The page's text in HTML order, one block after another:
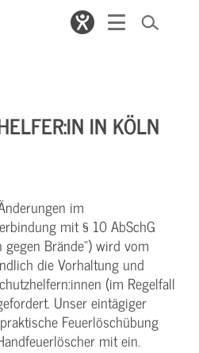
IN KÖLN
im
mit § 10 AbSchG
gegen Brände“) wird vom
die Vorhaltung und
(im Regelfall
Unser eintägiger
Feuerlöschübung
mit ein.